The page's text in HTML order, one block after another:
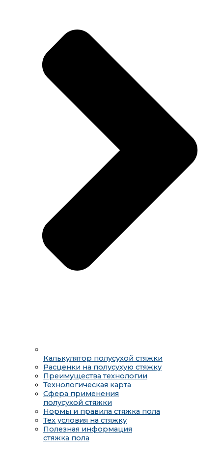
Калькулятор полусухой стяжки
Расценки на полусухую стяжку
Преимущества технологии
Технологическая карта
Сфера применения
полусухой стяжки
Нормы и правила стяжка пола
Тех условия на стяжку
Полезная информация
стяжка пола